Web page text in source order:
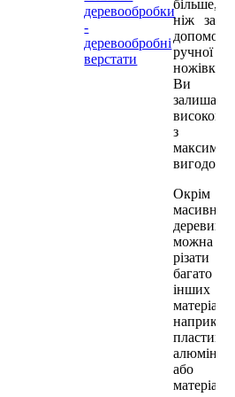
деревообробки
-
деревообробні
верстати
більше,
ніж за
ручної
ножівки.
Ви
з
вигодою.
Окрім
масивної
деревини,
можна
різати
багато
інших
пластик,
алюміній
або
матеріали